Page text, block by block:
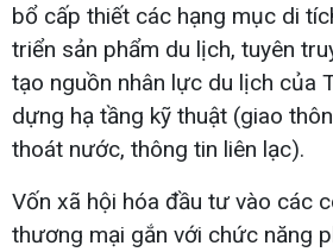
bổ cấp thiết các hạng mục di
triển sản phẩm du lịch, tuyên
tạo nguồn nhân lực du lịch của
dựng hạ tầng kỹ thuật (giao
thoát nước, thông tin liên lạc).
Vốn xã hội hóa đầu tư vào các
thương mại gắn với chức năng